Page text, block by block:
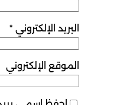
البريد الإلكتروني *
الموقع الإلكتروني